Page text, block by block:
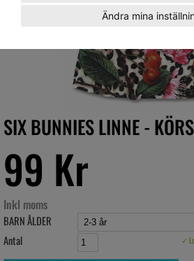
Ändra mina
SIX BUNNIES LINNE -
99 Kr
Inkl moms
BARN ÅLDER
Antal
✓